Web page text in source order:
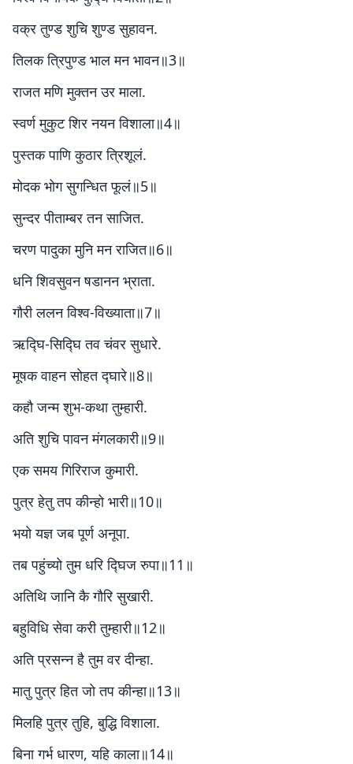
वक्र तुण्ड शुचि शुण्ड सुहावन.
तिलक त्रिपुण्ड भाल मन भावन॥3॥
राजत मणि मुक्तन उर माला.
स्वर्ण मुकुट शिर नयन विशाला॥4॥
पुस्तक पाणि कुठार त्रिशूलं.
मोदक भोग सुगन्धित फूलं॥5॥
सुन्दर पीताम्बर तन साजित.
चरण पादुका मुनि मन राजित॥6॥
धनि शिवसुवन षडानन भ्राता.
गौरी ललन विश्व-विख्याता॥7॥
ऋद्घि-सिद्घि तव चंवर सुधारे.
मूषक वाहन सोहत द्घारे॥8॥
कहौ जन्म शुभ-कथा तुम्हारी.
अति शुचि पावन मंगलकारी॥9॥
एक समय गिरिराज कुमारी.
पुत्र हेतु तप कीन्हो भारी॥10॥
भयो यज्ञ जब पूर्ण अनूपा.
तब पहुंच्यो तुम धरि द्घिज रुपा॥11॥
अतिथि जानि कै गौरि सुखारी.
बहुविधि सेवा करी तुम्हारी॥12॥
अति प्रसन्न है तुम वर दीन्हा.
मातु पुत्र हित जो तप कीन्हा॥13॥
मिलहि पुत्र तुहि, बुद्धि विशाला.
बिना गर्भ धारण, यहि काला॥14॥